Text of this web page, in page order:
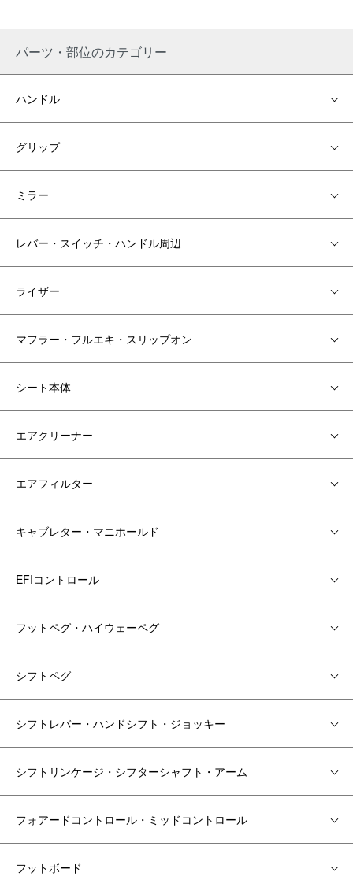
パーツ・部位のカテゴリー
ハンドル
グリップ
ミラー
レバー・スイッチ・ハンドル周辺
ライザー
マフラー・フルエキ・スリップオン
シート本体
エアクリーナー
エアフィルター
キャブレター・マニホールド
EFIコントロール
フットペグ・ハイウェーペグ
シフトペグ
シフトレバー・ハンドシフト・ジョッキー
シフトリンケージ・シフターシャフト・アーム
フォアードコントロール・ミッドコントロール
フットボード